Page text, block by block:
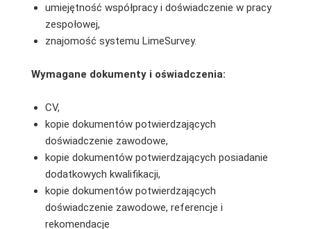
umiejętność współpracy i doświadczenie w pracy
zespołowej,
znajomość systemu LimeSurvey.
Wymagane dokumenty i oświadczenia:
CV,
kopie dokumentów potwierdzających
doświadczenie zawodowe,
kopie dokumentów potwierdzających posiadanie
dodatkowych kwalifikacji,
kopie dokumentów potwierdzających
doświadczenie zawodowe, referencje i
rekomendacje